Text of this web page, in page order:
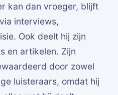
kan dan vroeger, blijft
interviews,
Ook deelt hij zijn
en artikelen. Zijn
door zowel
luisteraars, omdat hij